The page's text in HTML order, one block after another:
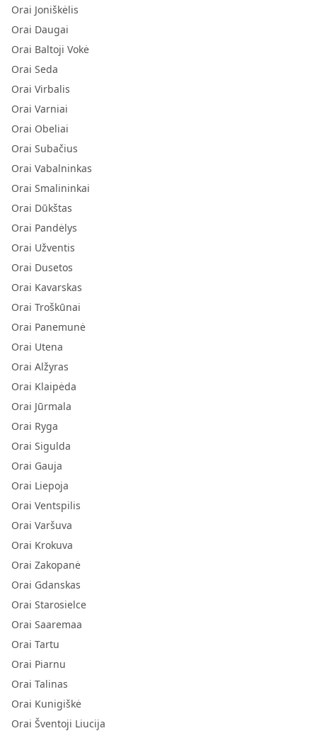
Orai Joniškėlis
Orai Daugai
Orai Baltoji Vokė
Orai Seda
Orai Virbalis
Orai Varniai
Orai Obeliai
Orai Subačius
Orai Vabalninkas
Orai Smalininkai
Orai Dūkštas
Orai Pandėlys
Orai Užventis
Orai Dusetos
Orai Kavarskas
Orai Troškūnai
Orai Panemunė
Orai Utena
Orai Alžyras
Orai Klaipėda
Orai Jūrmala
Orai Ryga
Orai Sigulda
Orai Gauja
Orai Liepoja
Orai Ventspilis
Orai Varšuva
Orai Krokuva
Orai Zakopanė
Orai Gdanskas
Orai Starosielce
Orai Saaremaa
Orai Tartu
Orai Piarnu
Orai Talinas
Orai Kunigiškė
Orai Šventoji Liucija